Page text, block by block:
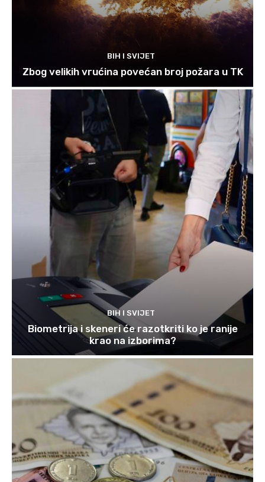
BIH I SVIJET
Zbog velikih vrućina povećan broj požara u TK
BIH I SVIJET
Biometrija i skeneri će razotkriti ko je ranije
krao na izborima?